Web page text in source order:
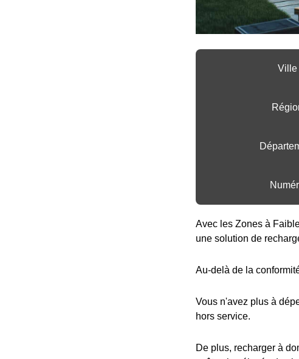
Ville
Avec les Zones à
une solution de
Au-delà de la
Vous n'avez plus à
hors service.
De plus, recharger à